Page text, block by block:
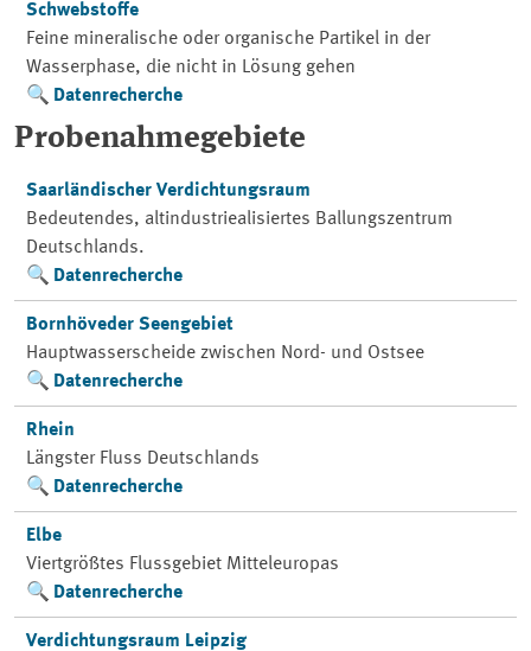
Schwebstoffe
Feine mineralische oder organische Partikel in der
Wasserphase, die nicht in Lösung gehen
Datenrecherche
Probenahmegebiete
Saarländischer Verdichtungsraum
Bedeutendes, altindustriealisiertes Ballungszentrum
Deutschlands.
Datenrecherche
Bornhöveder Seengebiet
Hauptwasserscheide zwischen Nord- und Ostsee
Datenrecherche
Rhein
Längster Fluss Deutschlands
Datenrecherche
Elbe
Viertgrößtes Flussgebiet Mitteleuropas
Datenrecherche
Verdichtungsraum Leipzig